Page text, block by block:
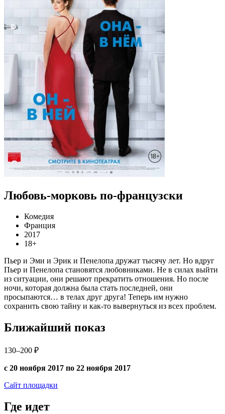
Любовь-морковь по-французски
Комедия
Франция
2017
18+
Пьер и Эми и Эрик и Пенелопа дружат тысячу лет. Но вдруг
Пьер и Пенелопа становятся любовниками. Не в силах выйти
из ситуации, они решают прекратить отношения. Но после
ночи, которая должна была стать последней, они
просыпаются… в телах друг друга! Теперь им нужно
сохранить свою тайну и как-то вывернуться из всех проблем.
Ближайший показ
130–200 ₽
с 20 ноября 2017 по 22 ноября 2017
Сайт площадки
Где идет